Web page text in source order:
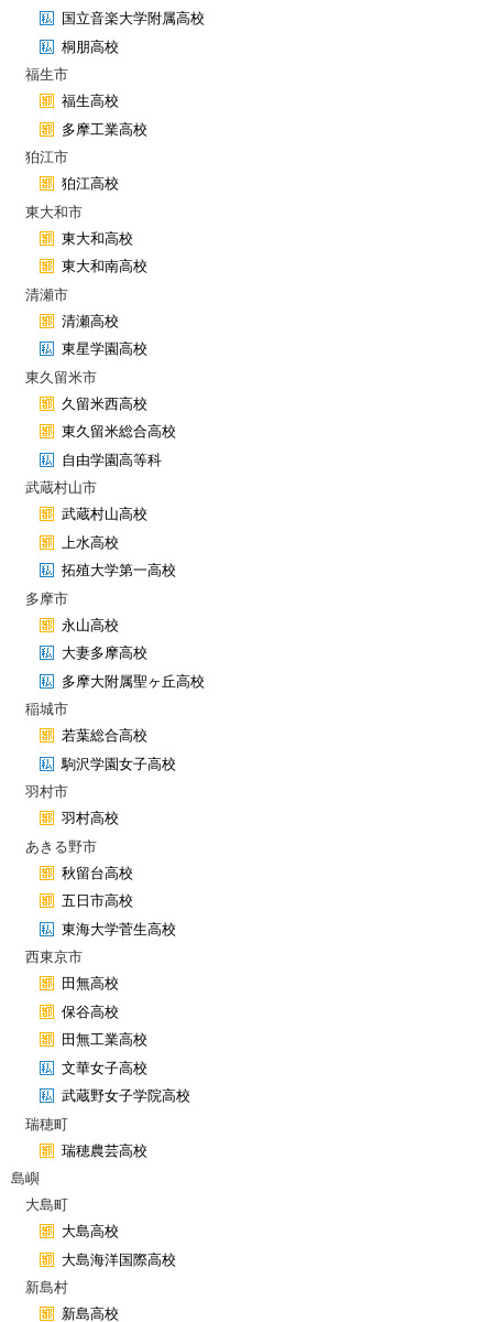
国立音楽大学附属高校
桐朋高校
福生市
福生高校
多摩工業高校
狛江市
狛江高校
東大和市
東大和高校
東大和南高校
清瀬市
清瀬高校
東星学園高校
東久留米市
久留米西高校
東久留米総合高校
自由学園高等科
武蔵村山市
武蔵村山高校
上水高校
拓殖大学第一高校
多摩市
永山高校
大妻多摩高校
多摩大附属聖ヶ丘高校
稲城市
若葉総合高校
駒沢学園女子高校
羽村市
羽村高校
あきる野市
秋留台高校
五日市高校
東海大学菅生高校
西東京市
田無高校
保谷高校
田無工業高校
文華女子高校
武蔵野女子学院高校
瑞穂町
瑞穂農芸高校
島嶼
大島町
大島高校
大島海洋国際高校
新島村
新島高校